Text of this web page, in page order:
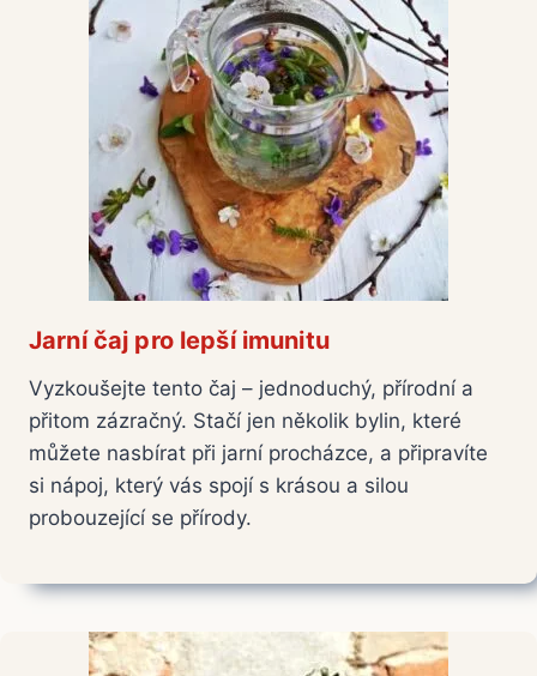
Jarní čaj pro lepší imunitu
Vyzkoušejte tento čaj – jednoduchý, přírodní a
přitom zázračný. Stačí jen několik bylin, které
můžete nasbírat při jarní procházce, a připravíte
si nápoj, který vás spojí s krásou a silou
probouzející se přírody.